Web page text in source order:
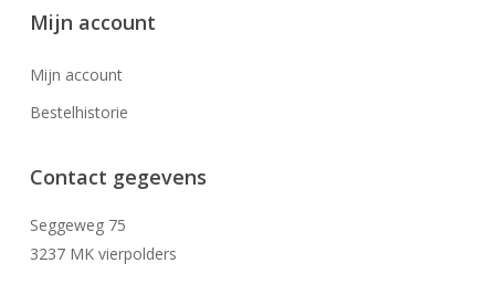
Mijn account
Mijn account
Bestelhistorie
Contact gegevens
Seggeweg 75
3237 MK vierpolders